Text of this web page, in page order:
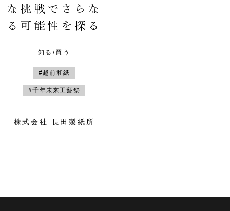
な挑戦でさらな
る可能性を探る
知る/買う
#越前和紙
#千年未来工藝祭
株式会社 長田製紙所